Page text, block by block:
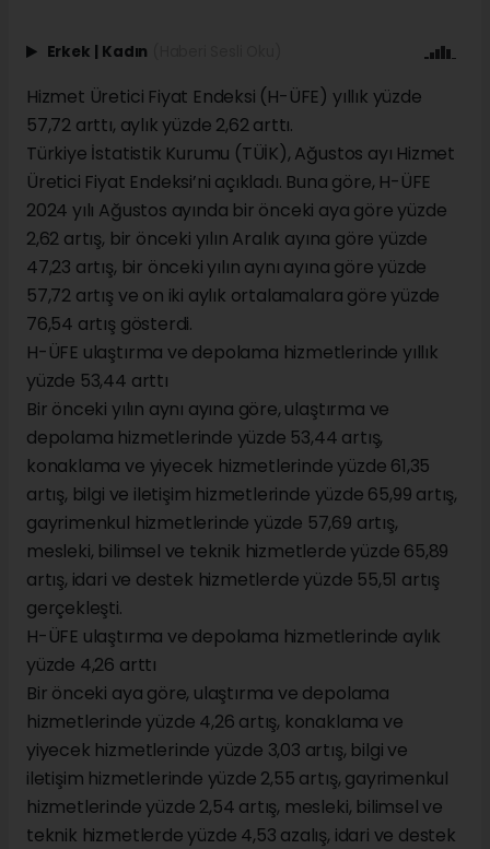
Erkek | Kadın
Hizmet Üretici Fiyat Endeksi (H-ÜFE) yıllık yüzde
57,72 arttı, aylık yüzde 2,62 arttı.
Türkiye İstatistik Kurumu (TÜİK), Ağustos ayı Hizmet
Üretici Fiyat Endeksi’ni açıkladı. Buna göre, H-ÜFE
2024 yılı Ağustos ayında bir önceki aya göre yüzde
2,62 artış, bir önceki yılın Aralık ayına göre yüzde
47,23 artış, bir önceki yılın aynı ayına göre yüzde
57,72 artış ve on iki aylık ortalamalara göre yüzde
76,54 artış gösterdi.
H-ÜFE ulaştırma ve depolama hizmetlerinde yıllık
yüzde 53,44 arttı
Bir önceki yılın aynı ayına göre, ulaştırma ve
depolama hizmetlerinde yüzde 53,44 artış,
konaklama ve yiyecek hizmetlerinde yüzde 61,35
artış, bilgi ve iletişim hizmetlerinde yüzde 65,99 artış,
gayrimenkul hizmetlerinde yüzde 57,69 artış,
mesleki, bilimsel ve teknik hizmetlerde yüzde 65,89
artış, idari ve destek hizmetlerde yüzde 55,51 artış
gerçekleşti.
H-ÜFE ulaştırma ve depolama hizmetlerinde aylık
yüzde 4,26 arttı
Bir önceki aya göre, ulaştırma ve depolama
hizmetlerinde yüzde 4,26 artış, konaklama ve
yiyecek hizmetlerinde yüzde 3,03 artış, bilgi ve
iletişim hizmetlerinde yüzde 2,55 artış, gayrimenkul
hizmetlerinde yüzde 2,54 artış, mesleki, bilimsel ve
teknik hizmetlerde yüzde 4,53 azalış, idari ve destek